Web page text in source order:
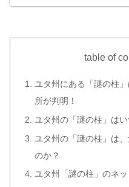
table of
ユタ州にある「謎の柱
所が判明！
ユタ州の「謎の柱」は
ユタ州の「謎の柱」は
のか？
ユタ州「謎の柱」のネ